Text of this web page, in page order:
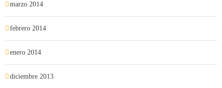
marzo 2014
febrero 2014
enero 2014
diciembre 2013